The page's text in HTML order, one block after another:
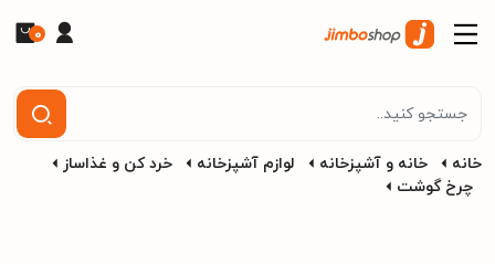
0
خانه خانه و آشپزخانه لوازم آشپزخانه
خرد کن و غذاساز
چرخ گوشت